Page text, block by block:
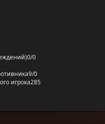
0/0
9/0
игрока285